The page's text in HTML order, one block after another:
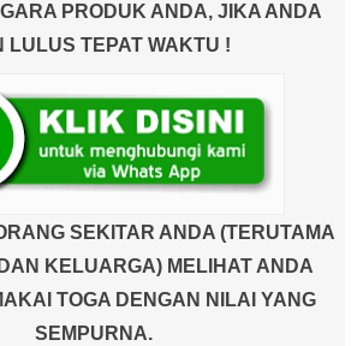
PRODUK ANDA, JIKA ANDA
LULUS TEPAT WAKTU !
SEKITAR ANDA (TERUTAMA
KELUARGA) MELIHAT ANDA
TOGA DENGAN NILAI YANG
SEMPURNA.